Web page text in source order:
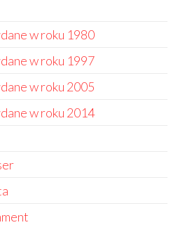
w roku 1980
w roku 1997
w roku 2005
w roku 2014